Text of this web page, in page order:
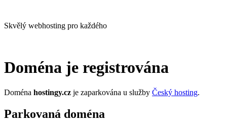
Skvělý webhosting pro každého
Doména je registrována
Doména hostingy.cz je zaparkována u služby Český hosting.
Parkovaná doména